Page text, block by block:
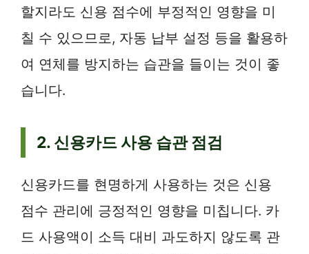
할지라도 신용 점수에 부정적인 영향을 미
칠 수 있으므로, 자동 납부 설정 등을 활용하
여 연체를 방지하는 습관을 들이는 것이 좋
습니다.
2. 신용카드 사용 습관 점검
신용카드를 현명하게 사용하는 것은 신용
점수 관리에 긍정적인 영향을 미칩니다. 카
드 사용액이 소득 대비 과도하지 않도록 관